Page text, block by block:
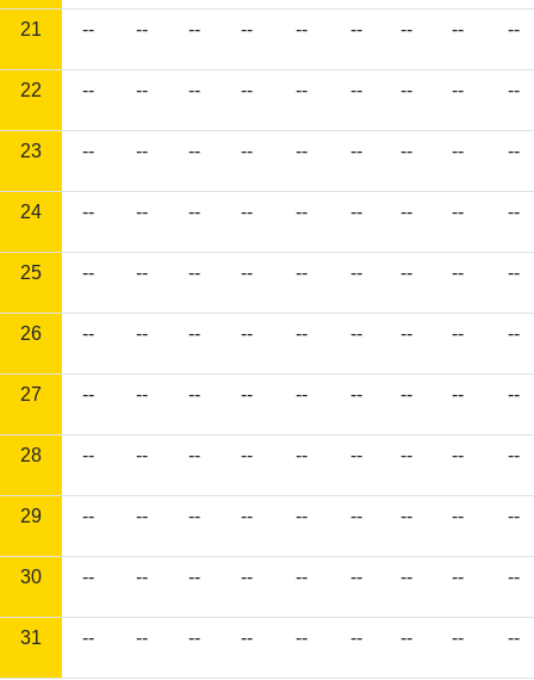
21 -- -- -- -- -- -- -- -- --
22 -- -- -- -- -- -- -- -- --
23 -- -- -- -- -- -- -- -- --
24 -- -- -- -- -- -- -- -- --
25 -- -- -- -- -- -- -- -- --
26 -- -- -- -- -- -- -- -- --
27 -- -- -- -- -- -- -- -- --
28 -- -- -- -- -- -- -- -- --
29 -- -- -- -- -- -- -- -- --
30 -- -- -- -- -- -- -- -- --
31 -- -- -- -- -- -- -- -- --